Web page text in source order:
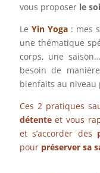
vous proposerle
Le Yin Yoga: mes
une thématique
corps, une
besoin de
bienfaits au niveau
Ces 2 pratiques
détenteet vous
et s’accorder des
pour préserver sa